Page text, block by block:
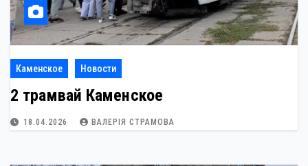
Каменское Новости
2 трамвай Каменское
18.04.2026 ВАЛЕРІЯ СТРАМОВА